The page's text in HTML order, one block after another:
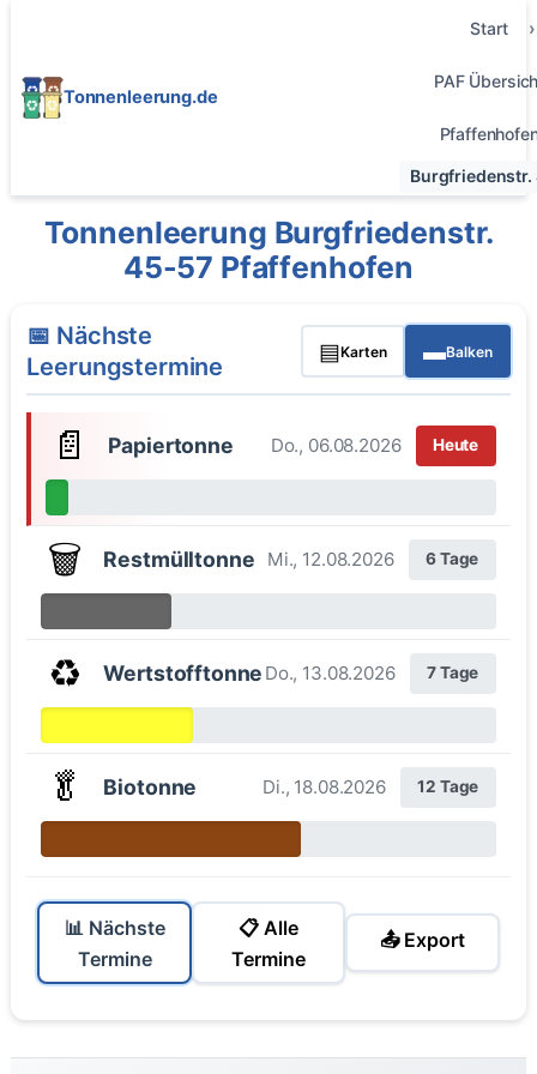
Tonnenleerung.de
Start
PAF
Burgfriedenstr.
Tonnenleerung Burgfriedenstr.
45-57 Pfaffenhofen
📅 Nächste
Leerungstermine
▤Karten ▬Balken
📄 Papiertonne Do., 06.08.2026 Heute
🗑️ Restmülltonne Mi., 12.08.2026 6 Tage
♻️ Wertstofftonne Do., 13.08.2026 7 Tage
🥬 Biotonne Di., 18.08.2026 12 Tage
📊 Nächste
Termine
📋 Alle
Termine
📤 Export